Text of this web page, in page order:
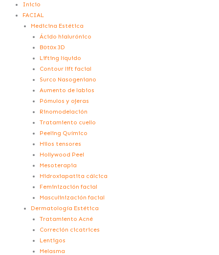
Inicio
FACIAL
Medicina Estética
Ácido hialurónico
Bоtоx 3D
Lifting líquido
Contour lift facial
Surco Nasogeniano
Aumento de labios
Pómulos y ojeras
Rinomodelación
Tratamiento cuello
Peeling Químico
Hilos tensores
Hollywood Peel
Mesoterapia
Hidroxiapatita cálcica
Feminización facial
Masculinización facial
Dermatología Estética
Tratamiento Acné
Correción cicatrices
Lentigos
Melasma